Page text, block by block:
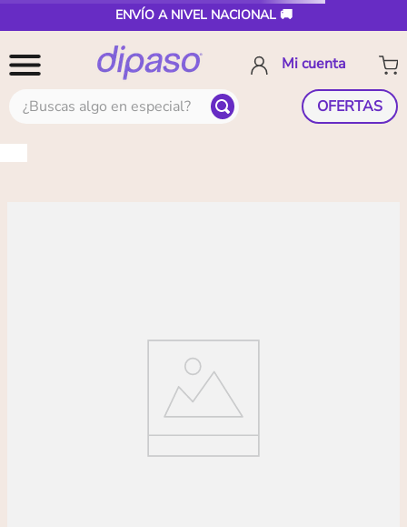
ENVÍO A NIVEL NACIONAL 🚚
¿Buscas algo en especial? OFERTAS